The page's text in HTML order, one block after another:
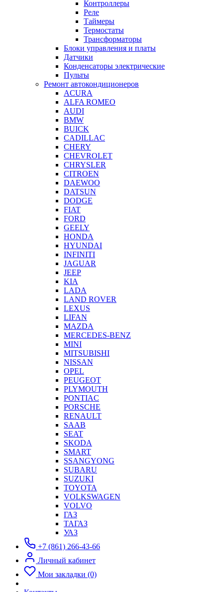
Контроллеры
Реле
Таймеры
Термостаты
Трансформаторы
Блоки управления и платы
Датчики
Конденсаторы электрические
Пульты
Ремонт автокондиционеров
ACURA
ALFA ROMEO
AUDI
BMW
BUICK
CADILLAC
CHERY
CHEVROLET
CHRYSLER
CITROEN
DAEWOO
DATSUN
DODGE
FIAT
FORD
GEELY
HONDA
HYUNDAI
INFINITI
JAGUAR
JEEP
KIA
LADA
LAND ROVER
LEXUS
LIFAN
MAZDA
MERCEDES-BENZ
MINI
MITSUBISHI
NISSAN
OPEL
PEUGEOT
PLYMOUTH
PONTIAC
PORSCHE
RENAULT
SAAB
SEAT
SKODA
SMART
SSANGYONG
SUBARU
SUZUKI
TOYOTA
VOLKSWAGEN
VOLVO
ГАЗ
ТАГАЗ
УАЗ
+7 (861) 266-43-66
Личный кабинет
Мои закладки (0)